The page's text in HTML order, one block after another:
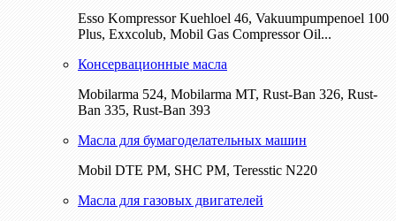
Esso Kompressor Kuehloel 46, Vakuumpumpenoel 100
Plus, Exxcolub, Mobil Gas Compressor Oil...
Консервационные масла
Mobilarma 524, Mobilarma MT, Rust-Ban 326, Rust-
Ban 335, Rust-Ban 393
Масла для бумагоделательных машин
Mobil DTE РМ, SHC PM, Teresstic N220
Масла для газовых двигателей